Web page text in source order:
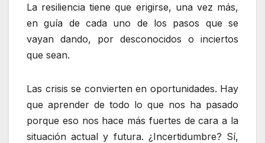
La resiliencia tiene que erigirse, una vez más,
en guía de cada uno de los pasos que se
vayan dando, por desconocidos o inciertos
que sean.
Las crisis se convierten en oportunidades. Hay
que aprender de todo lo que nos ha pasado
porque eso nos hace más fuertes de cara a la
situación actual y futura. ¿Incertidumbre? Sí,